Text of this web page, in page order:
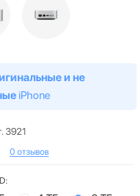
и не
iPhone
3921
0 отзывов